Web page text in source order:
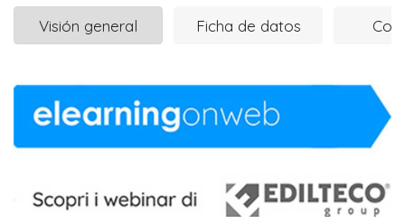
Visión general Ficha de datos